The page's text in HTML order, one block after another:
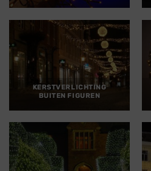
KERSTVERLICHTING
BUITEN FIGUREN